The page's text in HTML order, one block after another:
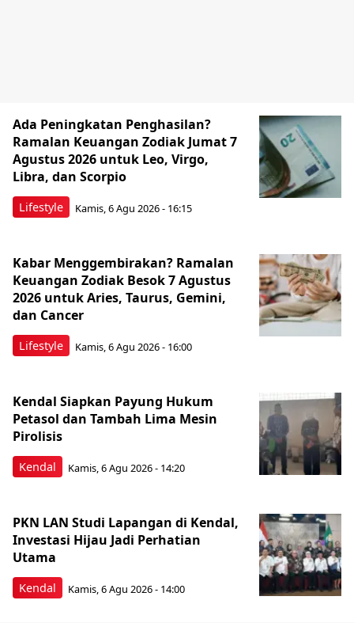
Lifestyle
Ada Peningkatan Penghasilan?
Ramalan Keuangan Zodiak Jumat 7
Agustus 2026 untuk Leo, Virgo,
Libra, dan Scorpio
Kamis, 6 Agu 2026 - 16:15
Lifestyle
Kabar Menggembirakan? Ramalan
Keuangan Zodiak Besok 7 Agustus
2026 untuk Aries, Taurus, Gemini,
dan Cancer
Kamis, 6 Agu 2026 - 16:00
Kendal
Kendal Siapkan Payung Hukum
Petasol dan Tambah Lima Mesin
Pirolisis
Kamis, 6 Agu 2026 - 14:20
Kendal
PKN LAN Studi Lapangan di Kendal,
Investasi Hijau Jadi Perhatian
Utama
Kamis, 6 Agu 2026 - 14:00